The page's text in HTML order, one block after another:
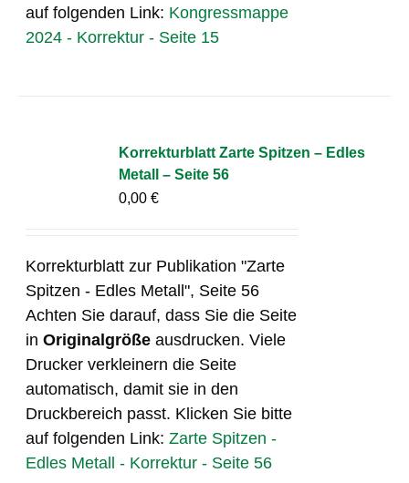
auf folgenden Link: Kongressmappe
2024 - Korrektur - Seite 15
Korrekturblatt Zarte Spitzen – Edles
Metall – Seite 56
0,00€
Korrekturblatt zur Publikation "Zarte
Spitzen - Edles Metall", Seite 56
Achten Sie darauf, dass Sie die Seite
inOriginalgröße ausdrucken. Viele
Drucker verkleinern die Seite
automatisch, damit sie in den
Druckbereich passt. Klicken Sie bitte
auf folgenden Link:Zarte Spitzen -
Edles Metall - Korrektur - Seite 56